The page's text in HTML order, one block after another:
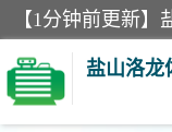
盐山洛龙